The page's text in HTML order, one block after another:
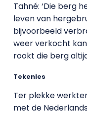
Tahné: ‘Die berg
leven van
bijvoorbeeld
weer verkocht
rookt die berg
Tekenles
Ter plekke
met de